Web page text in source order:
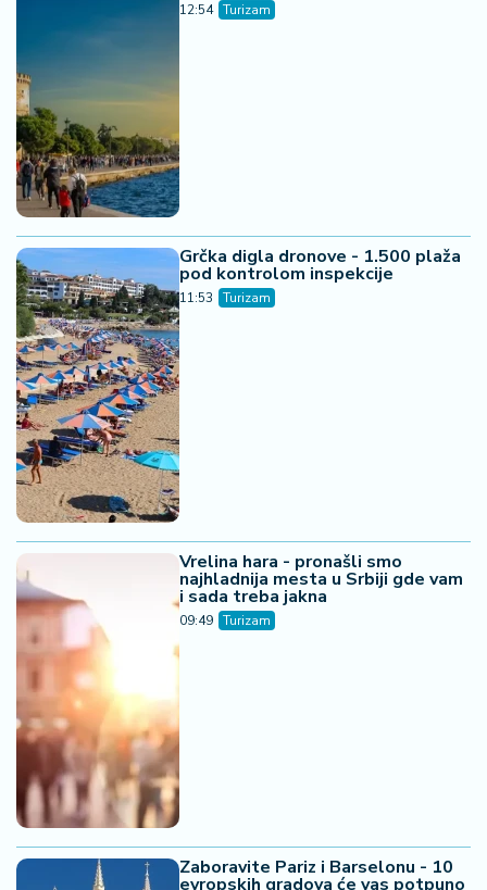
12:54 Turizam
Grčka digla dronove - 1.500 plaža
pod kontrolom inspekcije
11:53 Turizam
Vrelina hara - pronašli smo
najhladnija mesta u Srbiji gde vam
i sada treba jakna
09:49 Turizam
Zaboravite Pariz i Barselonu - 10
evropskih gradova će vas potpuno